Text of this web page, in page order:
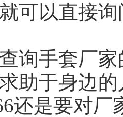
可以直
询手套厂
助于身边
是要对厂家